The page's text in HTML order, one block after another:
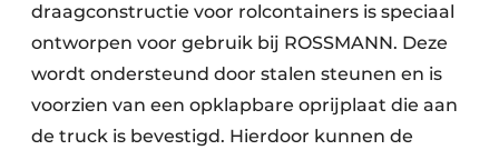
draagconstructie voor rolcontainers is speciaal
ontworpen voor gebruik bij ROSSMANN. Deze
wordt ondersteund door stalen steunen en is
voorzien van een opklapbare oprijplaat die aan
de truck is bevestigd. Hierdoor kunnen de